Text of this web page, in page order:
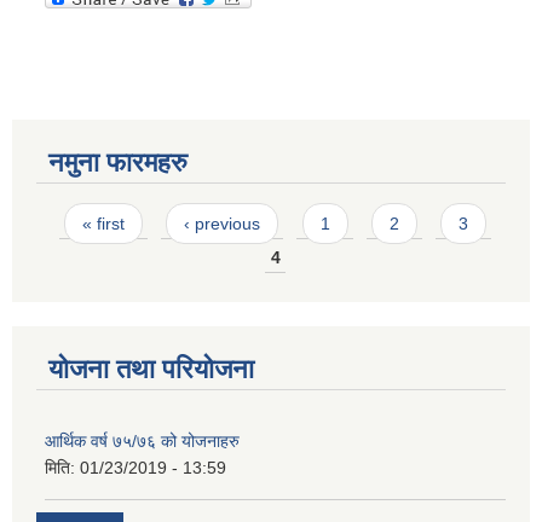
नमुना फारमहरु
Pages
« first ‹ previous 1 2
3
4
योजना तथा परियोजना
आर्थिक वर्ष ७५/७६ को योजनाहरु
मिति: 01/23/2019 - 13:59